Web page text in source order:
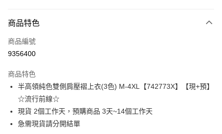
信用卡一次付款
超商取貨付款
Apple Pay
街口支付
悠遊付
商品特色
商品編號
9356400
商品特色
半高領純色雙側肩壓褶上衣(3色) M-4XL【742773X】【現+預】
☆流行前線☆
現貨 2個工作天，預購商品 3天~14個工作天
急需現貨請分開結單